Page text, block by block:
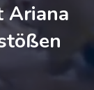
Ariana